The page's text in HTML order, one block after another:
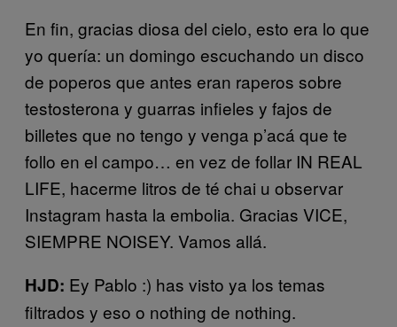
En fin, gracias diosa del cielo, esto era lo que
yo quería: un domingo escuchando un disco
de poperos que antes eran raperos sobre
testosterona y guarras infieles y fajos de
billetes que no tengo y venga p’acá que te
follo en el campo… en vez de follar IN REAL
LIFE, hacerme litros de té chai u observar
Instagram hasta la embolia. Gracias VICE,
SIEMPRE NOISEY. Vamos allá.
HJD: Ey Pablo :) has visto ya los temas
filtrados y eso o nothing de nothing.